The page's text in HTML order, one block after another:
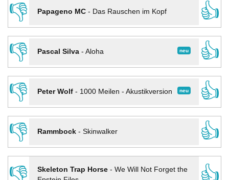
👎
Papageno MC- Das Rauschen im Kopf
👍
👎
neu
Pascal Silva- Aloha
👍
👎
neu
Peter Wolf- 1000 Meilen - Akustikversion
👍
👎
Rammbock- Skinwalker
👍
👎
Skeleton Trap Horse- We Will Not Forget the
👍